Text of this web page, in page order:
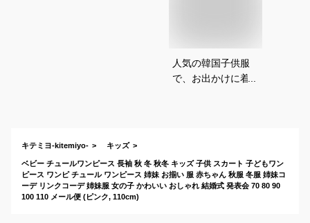
人気の韓国子供服
で、お出かけに着ら
キテミヨ-kitemiyo- キッズ
ベビー チュールワンピース 長袖 秋 冬 秋冬 キッズ 子供 スカート 子どもワン
ピース ワンピ チュール ワンピース 姉妹 お揃い 服 赤ちゃん 秋服 冬服 姉妹コ
ーデ リンクコーデ 姉妹服 女の子 かわいい おしゃれ 結婚式 発表会 70 80 90
100 110 メール便 (ピンク, 110cm)